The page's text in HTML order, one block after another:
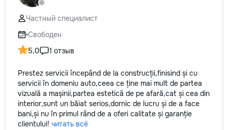
reparație veți rămâne cu schema
comunicațiilor ascunse și
fotografiile tuturor etapelor
importante. Curățenie
profesională Predăm
apartamentul complet pregătit
fără deșeuri de construcție.
Prețuri orientative pentru
materiale: Prețurile depind de țara
producătorului, brand, colecție și
categoria produsului. Gresie
porțelanată – de la 350–800+
Частный специалист
Свободен
5,0
1 отзыв
Prestez servicii începând de la construcții,finisind și cu
servicii în domeniu auto,ceea ce ține mai mult de partea
vizuală a mașinii,partea estetică de pe afară,cat și cea din
interior,sunt un băiat serios,dornic de lucru și de a face
bani,și nu în primul rând de a oferi calitate și garanție
clientului! читать всё